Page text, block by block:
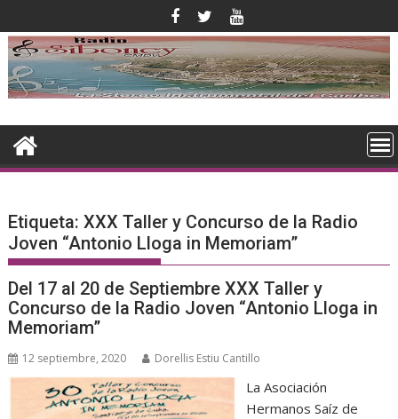
al
contenido
Etiqueta:XXX Taller y Concurso de la Radio
Joven “Antonio Lloga in Memoriam”
Del 17 al 20 de Septiembre XXX Taller y
Concurso de la Radio Joven “Antonio Lloga in
Memoriam”
12 septiembre, 2020 Dorellis Estiu Cantillo
La Asociación
Hermanos Saíz de